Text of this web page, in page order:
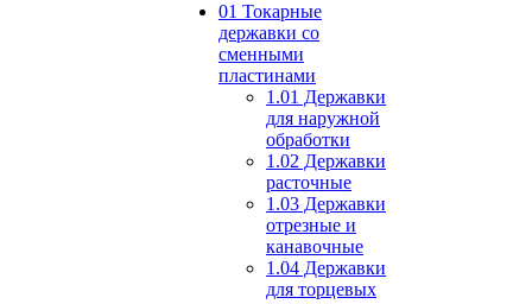
01 Токарные
державки со
сменными
пластинами
1.01 Державки
для наружной
обработки
1.02 Державки
расточные
1.03 Державки
отрезные и
канавочные
1.04 Державки
для торцевых